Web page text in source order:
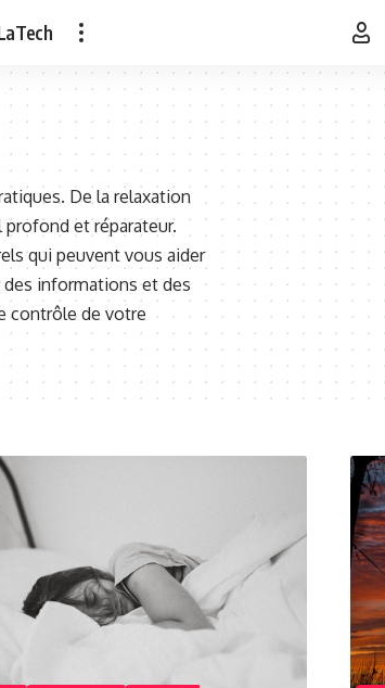
De la relaxation
et réparateur.
qui peuvent vous aider
des informations et des
contrôle de votre